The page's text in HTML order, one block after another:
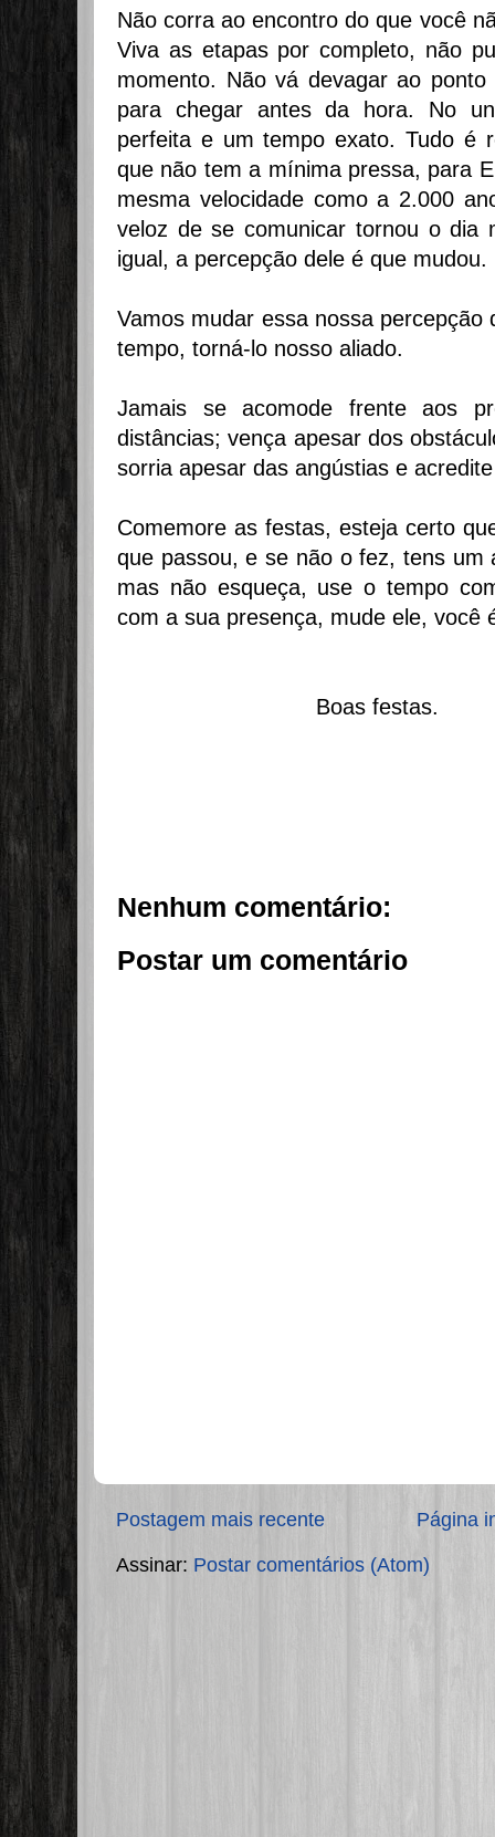
Não corra ao encontro do que você
Viva as etapas por completo, não
momento. Não vá devagar ao
para chegar antes da hora. No
perfeita e um tempo exato. Tudo é
que não tem a mínima pressa, para
mesma velocidade como a 2.000
veloz de se comunicar tornou o dia
igual, a percepção dele é que mudou.
Vamos mudar essa nossa
tempo, torná-lo nosso aliado.
Jamais se acomode frente aos
distâncias; vença apesar dos
sorria apesar das angústias e
Comemore as festas, esteja certo
que passou, e se não o fez, tens um
mas não esqueça, use o tempo
com a sua presença, mude ele, você
Boas festas.
Nenhum comentário:
Postar um comentário
Postagem mais recente Página
Assinar: Postar comentários (Atom)